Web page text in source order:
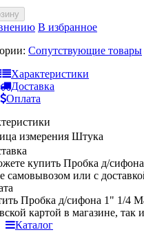
В избранное
Сопутствующие товары
Характеристики
Доставка
Оплата
измерения Штука
купить Пробка д/
самовывозом или с
Пробка д/сифона 1" 1/4
картой в магазине,
Каталог